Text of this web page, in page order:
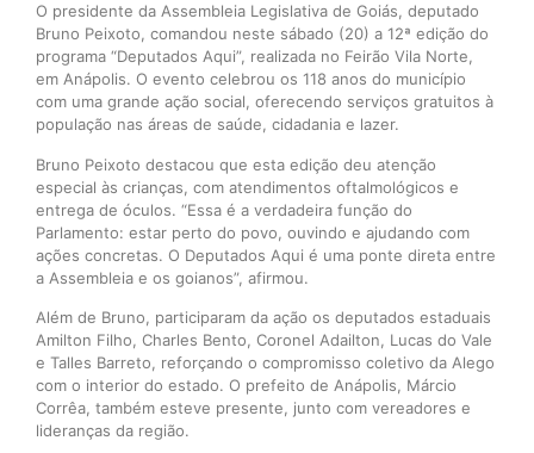
O presidente da Assembleia Legislativa de Goiás, deputado
Bruno Peixoto, comandou neste sábado (20) a 12ª edição do
programa “Deputados Aqui”, realizada no Feirão Vila Norte,
em Anápolis. O evento celebrou os 118 anos do município
com uma grande ação social, oferecendo serviços gratuitos à
população nas áreas de saúde, cidadania e lazer.
Bruno Peixoto destacou que esta edição deu atenção
especial às crianças, com atendimentos oftalmológicos e
entrega de óculos. “Essa é a verdadeira função do
Parlamento: estar perto do povo, ouvindo e ajudando com
ações concretas. O Deputados Aqui é uma ponte direta entre
a Assembleia e os goianos”, afirmou.
Além de Bruno, participaram da ação os deputados estaduais
Amilton Filho, Charles Bento, Coronel Adailton, Lucas do Vale
e Talles Barreto, reforçando o compromisso coletivo da Alego
com o interior do estado. O prefeito de Anápolis, Márcio
Corrêa, também esteve presente, junto com vereadores e
lideranças da região.